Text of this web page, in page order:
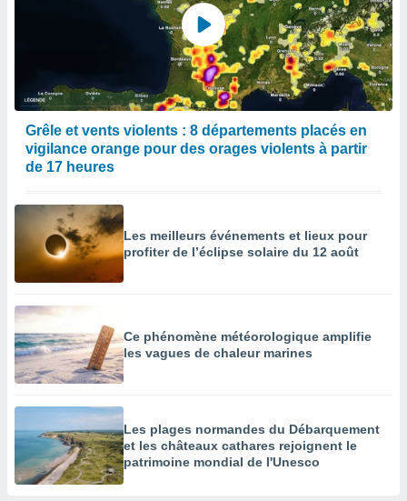
Grêle et vents violents : 8 départements placés en
vigilance orange pour des orages violents à partir
de 17 heures
Les meilleurs événements et lieux pour
profiter de l’éclipse solaire du 12 août
Ce phénomène météorologique amplifie
les vagues de chaleur marines
Les plages normandes du Débarquement
et les châteaux cathares rejoignent le
patrimoine mondial de l'Unesco